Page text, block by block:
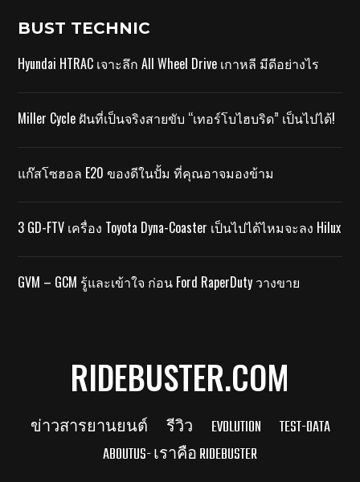
BUST TECHNIC
Hyundai HTRAC เจาะลึก All Wheel Drive เกาหลี มีดีอย่างไร
Miller Cycle ฝันที่เป็นจริงสายขับ “เทอร์โบไฮบริด” เป็นไปได้!
แก๊สโซฮอล E20 ของดีในปั้ม ที่คุณอาจมองข้าม
3 GD-FTV เครื่อง Toyota Dyna-Coaster เป็นไปได้ไหมจะลง Hilux
GVM – GCM รู้และเข้าใจ ก่อน Ford RaperDuty วางขาย
RIDEBUSTER.COM
ข่าวสารยานยนต์ รีวิว EVOLUTION
TEST-DATA
ABOUTUS- เราคือ RIDEBUSTER